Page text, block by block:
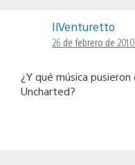
IlVenturetto
26 de febrero de
¿Y qué música
Uncharted?